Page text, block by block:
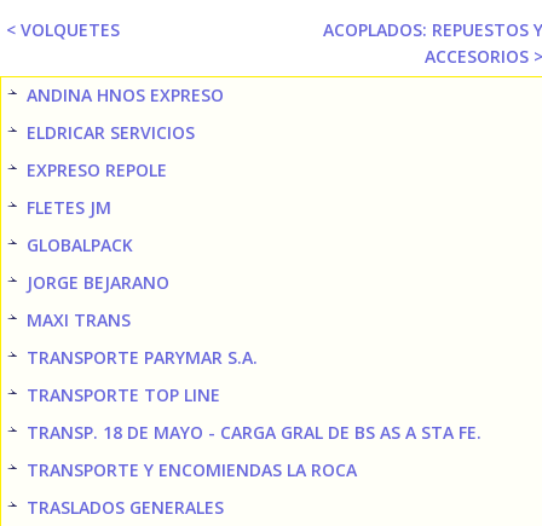
< VOLQUETES
ACOPLADOS: REPUESTOS Y
ACCESORIOS >
ANDINA HNOS EXPRESO
ELDRICAR SERVICIOS
EXPRESO REPOLE
FLETES JM
GLOBALPACK
JORGE BEJARANO
MAXI TRANS
TRANSPORTE PARYMAR S.A.
TRANSPORTE TOP LINE
TRANSP. 18 DE MAYO - CARGA GRAL DE BS AS A STA FE.
TRANSPORTE Y ENCOMIENDAS LA ROCA
TRASLADOS GENERALES